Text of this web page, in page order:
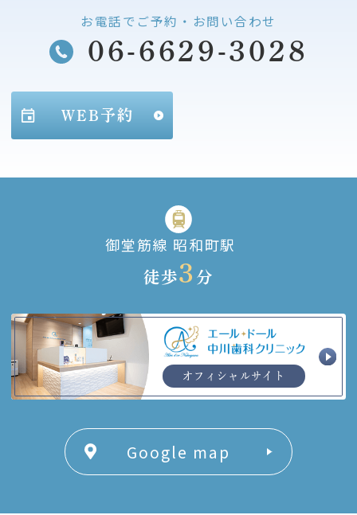
お電話でご予約・お問い合わせ
06-6629-3028
WEB予約
御堂筋線 昭和町駅
徒歩3 分
オフィシャルサイト
Google map